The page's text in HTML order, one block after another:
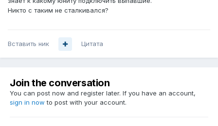
Никто с таким не сталкивался?
Вставить ник Цитата
Join the conversation
You can post now and register later. If you have an account,
sign in now to post with your account.